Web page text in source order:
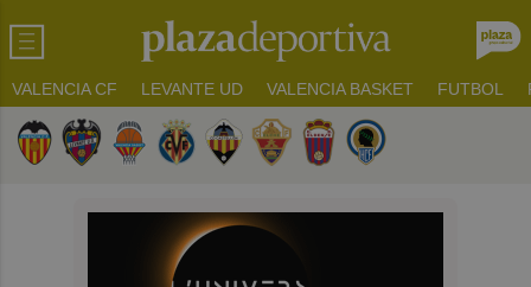
VALENCIA CF LEVANTE UD VALENCIA BASKET FUTBOL